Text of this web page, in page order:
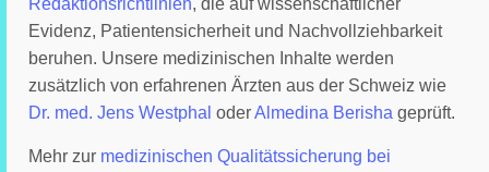
Redaktionsrichtlinien, die auf wissenschaftlicher
Evidenz, Patientensicherheit und Nachvollziehbarkeit
beruhen. Unsere medizinischen Inhalte werden
zusätzlich von erfahrenen Ärzten aus der Schweiz wie
Dr. med. Jens Westphal oderAlmedina Berisha geprüft.
Mehr zur medizinischen Qualitätssicherung bei